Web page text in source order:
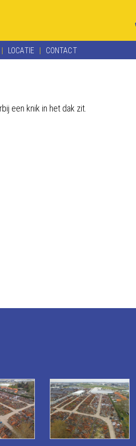
LOCATIE CONTACT
een knik in het dak zit.